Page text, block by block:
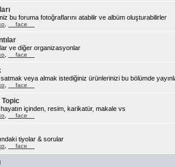
bu foruma fotoğraflarını atabilir ve albüm oluşturabilirler
__face__
ve diğer organizasyonlar
__face__
satmak veya almak istediğiniz ürünlerinizi bu bölümde
__face__
Topic
hayatın içinden, resim, karikatür, makale vs
__face__
tiyolar & sorular
__face__